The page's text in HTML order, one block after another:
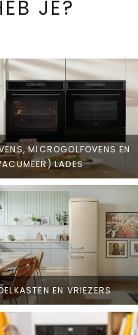
JE?
MICROGOLFOVENS EN
LADES
EN VRIEZERS